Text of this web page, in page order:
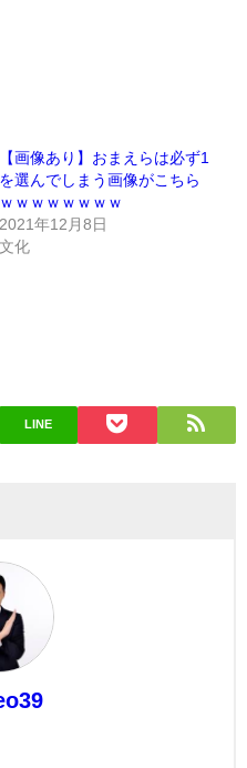
【画像あり】おまえらは必ず1
を選んでしまう画像がこちら
ｗｗｗｗｗｗｗｗ
2021年12月8日
文化
LINE